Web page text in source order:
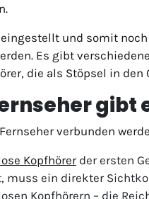
und somit
Es gibt
die als Stöpsel in den
gibt
verbunden
Kopfhörerder ersten
ein direkter
Kopfhörern – die